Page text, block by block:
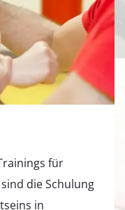
für
die Schulung
in